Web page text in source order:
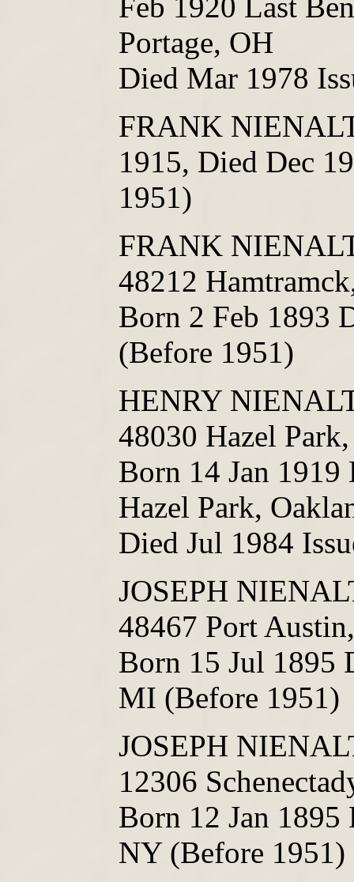
Portage, OH
Died Mar 1978
FRANK
1915, Died Dec
1951)
FRANK
48212
Born 2 Feb 1893
(Before 1951)
HENRY
48030 Hazel
Born 14 Jan
Hazel Park,
Died Jul 1984
JOSEPH
48467 Port
Born 15 Jul 1895
MI (Before 1951)
JOSEPH
12306
Born 12 Jan 1895
NY (Before 1951)